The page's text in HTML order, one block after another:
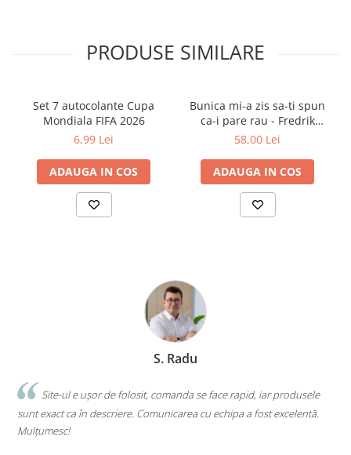
Vârstă recomandată: 10-12 ani
PRODUSE SIMILARE
Set 7 autocolante Cupa
Mondiala FIFA 2026
6,99 Lei
ADAUGA IN COS
Bunica mi-a zis sa-ti spun
ca-i pare rau - Fredrik
Backman
58,00 Lei
ADAUGA IN COS
S. Radu
Site-ul e ușor de folosit, comanda se face rapid, iar produsele
sunt exact ca în descriere. Comunicarea cu echipa a fost excelentă.
Mulțumesc!